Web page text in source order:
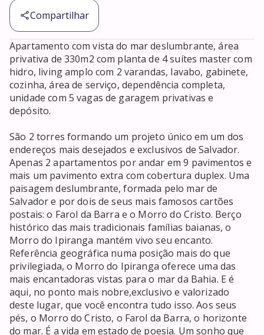
Compartilhar
Apartamento com vista do mar deslumbrante, área
privativa de 330m2 com planta de 4 suítes master com
hidro, living amplo com 2 varandas, lavabo, gabinete,
cozinha, área de serviço, dependência completa,
unidade com 5 vagas de garagem privativas e
depósito.
São 2 torres formando um projeto único em um dos
endereços mais desejados e exclusivos de Salvador.
Apenas 2 apartamentos por andar em 9 pavimentos e
mais um pavimento extra com cobertura duplex. Uma
paisagem deslumbrante, formada pelo mar de
Salvador e por dois de seus mais famosos cartões
postais: o Farol da Barra e o Morro do Cristo. Berço
histórico das mais tradicionais famílias baianas, o
Morro do Ipiranga mantém vivo seu encanto.
Referência geográfica numa posição mais do que
privilegiada, o Morro do Ipiranga oferece uma das
mais encantadoras vistas para o mar da Bahia. E é
aqui, no ponto mais nobre,exclusivo e valorizado
deste lugar, que você encontra tudo isso. Aos seus
pés, o Morro do Cristo, o Farol da Barra, o horizonte
do mar. É a vida em estado de poesia. Um sonho que